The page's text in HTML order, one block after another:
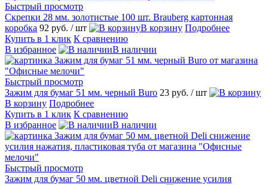
Быстрый просмотр
Скрепки 28 мм. золотистые 100 шт. Brauberg картонная
коробка 92 руб. / шт В корзину Подробнее
Купить в 1 клик К сравнению
В избранное
В наличии
Быстрый просмотр
Зажим для бумаг 51 мм. черный Buro 23 руб. / шт
В корзину Подробнее
Купить в 1 клик К сравнению
В избранное
В наличии
Быстрый просмотр
Зажим для бумаг 50 мм. цветной Deli снижение усилия